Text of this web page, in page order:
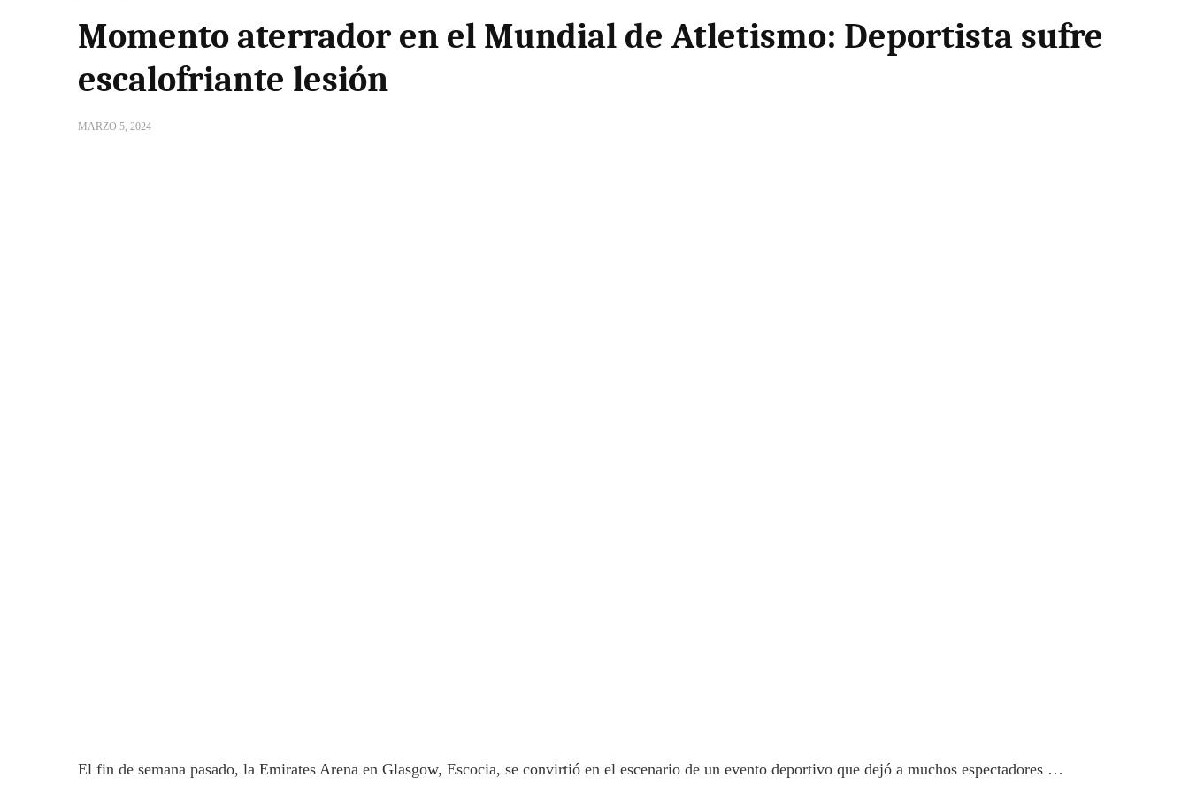
Momento aterrador en el Mundial de Atletismo: Deportista sufre
escalofriante lesión
MARZO 5, 2024
El fin de semana pasado, la Emirates Arena en Glasgow, Escocia, se convirtió en el escenario de un evento deportivo que dejó a muchos espectadores …